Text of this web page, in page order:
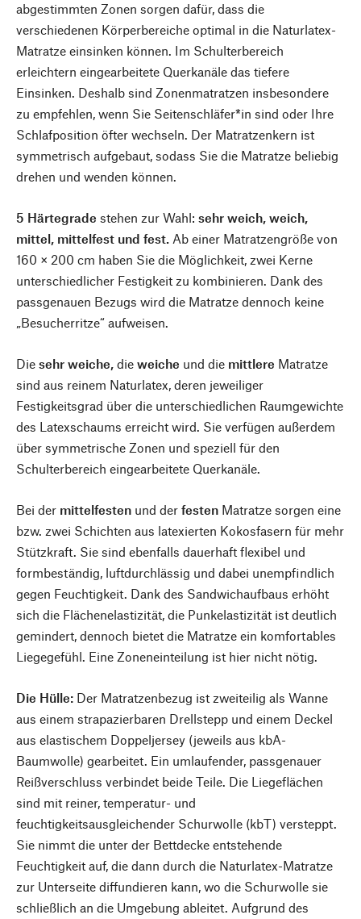
abgestimmten Zonen sorgen dafür, dass die
verschiedenen Körperbereiche optimal in die Naturlatex-
Matratze einsinken können. Im Schulterbereich
erleichtern eingearbeitete Querkanäle das tiefere
Einsinken. Deshalb sind Zonenmatratzen insbesondere
zu empfehlen, wenn Sie Seitenschläfer*in sind oder Ihre
Schlafposition öfter wechseln. Der Matratzenkern ist
symmetrisch aufgebaut, sodass Sie die Matratze beliebig
drehen und wenden können.
5 Härtegrade stehen zur Wahl: sehr weich, weich,
mittel, mittelfest und fest. Ab einer Matratzengröße von
160 × 200 cm haben Sie die Möglichkeit, zwei Kerne
unterschiedlicher Festigkeit zu kombinieren. Dank des
passgenauen Bezugs wird die Matratze dennoch keine
„Besucherritze“ aufweisen.
Die sehr weiche, die weiche und die mittlere Matratze
sind aus reinem Naturlatex, deren jeweiliger
Festigkeitsgrad über die unterschiedlichen Raumgewichte
des Latexschaums erreicht wird. Sie verfügen außerdem
über symmetrische Zonen und speziell für den
Schulterbereich eingearbeitete Querkanäle.
Bei der mittelfesten und der festen Matratze sorgen eine
bzw. zwei Schichten aus latexierten Kokosfasern für mehr
Stützkraft. Sie sind ebenfalls dauerhaft flexibel und
formbeständig, luftdurchlässig und dabei unempfindlich
gegen Feuchtigkeit. Dank des Sandwichaufbaus erhöht
sich die Flächenelastizität, die Punkelastizität ist deutlich
gemindert, dennoch bietet die Matratze ein komfortables
Liegegefühl. Eine Zoneneinteilung ist hier nicht nötig.
Die Hülle: Der Matratzenbezug ist zweiteilig als Wanne
aus einem strapazierbaren Drellstepp und einem Deckel
aus elastischem Doppeljersey (jeweils aus kbA-
Baumwolle) gearbeitet. Ein umlaufender, passgenauer
Reißverschluss verbindet beide Teile. Die Liegeflächen
sind mit reiner, temperatur- und
feuchtigkeitsausgleichender Schurwolle (kbT) versteppt.
Sie nimmt die unter der Bettdecke entstehende
Feuchtigkeit auf, die dann durch die Naturlatex-Matratze
zur Unterseite diffundieren kann, wo die Schurwolle sie
schließlich an die Umgebung ableitet. Aufgrund des